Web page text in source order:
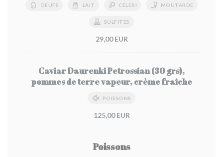
OEUFS LAIT CÉLERI MOUTARDE
SULFITES
29,00 EUR
Caviar Daurenki Petrossian (30 grs),
pommes de terre vapeur, crème fraîche
POISSONS
125,00 EUR
Poissons